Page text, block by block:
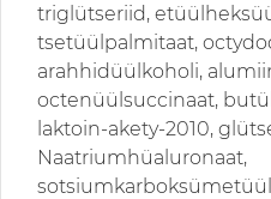
triglütseriid,
tsetüülpalmitaat,
arahhidüülkoholi,
octenüülsuccinaat,
laktoin-akety-2010,
Naatriumhüaluronaat,